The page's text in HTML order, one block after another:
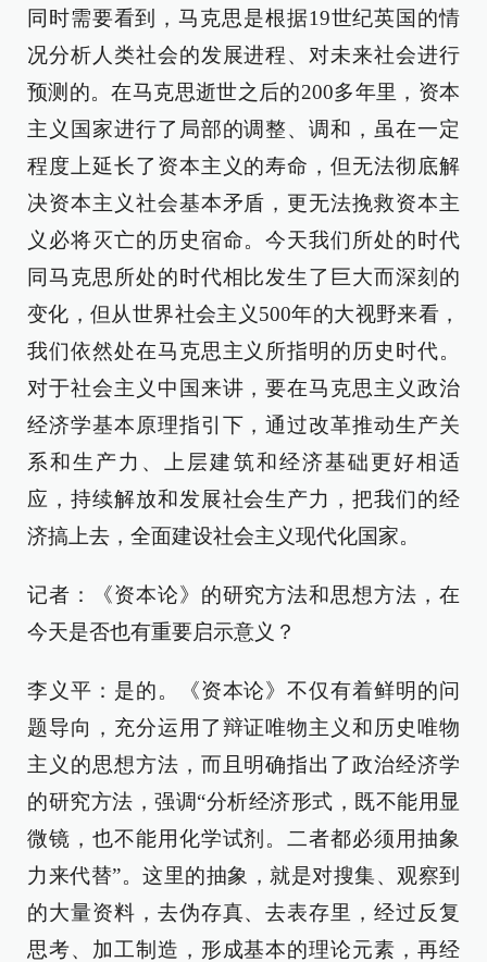
同时需要看到，马克思是根据19世纪英国的情
况分析人类社会的发展进程、对未来社会进行
预测的。在马克思逝世之后的200多年里，资本
主义国家进行了局部的调整、调和，虽在一定
程度上延长了资本主义的寿命，但无法彻底解
决资本主义社会基本矛盾，更无法挽救资本主
义必将灭亡的历史宿命。今天我们所处的时代
同马克思所处的时代相比发生了巨大而深刻的
变化，但从世界社会主义500年的大视野来看，
我们依然处在马克思主义所指明的历史时代。
对于社会主义中国来讲，要在马克思主义政治
经济学基本原理指引下，通过改革推动生产关
系和生产力、上层建筑和经济基础更好相适
应，持续解放和发展社会生产力，把我们的经
济搞上去，全面建设社会主义现代化国家。
记者：《资本论》的研究方法和思想方法，在
今天是否也有重要启示意义？
李义平：是的。《资本论》不仅有着鲜明的问
题导向，充分运用了辩证唯物主义和历史唯物
主义的思想方法，而且明确指出了政治经济学
的研究方法，强调“分析经济形式，既不能用显
微镜，也不能用化学试剂。二者都必须用抽象
力来代替”。这里的抽象，就是对搜集、观察到
的大量资料，去伪存真、去表存里，经过反复
思考、加工制造，形成基本的理论元素，再经